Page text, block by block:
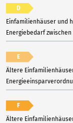
D
Einfamilienhäuser und
Energiebedarf zwischen
E
Ältere
F
Ältere